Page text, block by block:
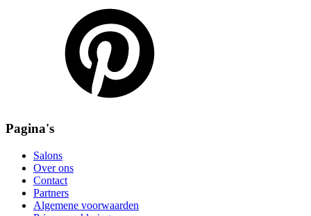
Pagina's
Salons
Over ons
Contact
Partners
Algemene voorwaarden